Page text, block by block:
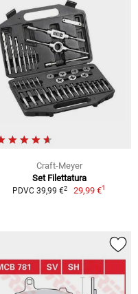
Craft-Meyer
Set Filettatura
PDVC 39,99 €2 29,99 €1